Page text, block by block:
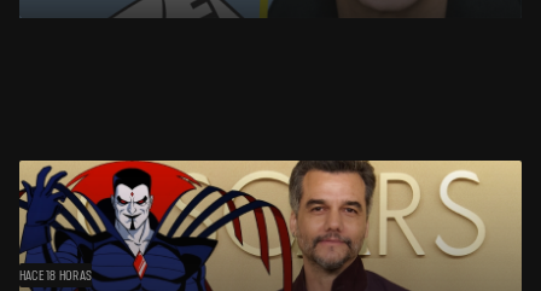
HACE 18 HORAS